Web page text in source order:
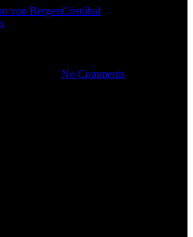
von BergenCristóbal
No Comments